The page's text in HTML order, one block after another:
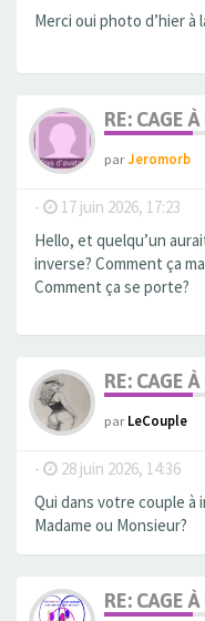
Merci oui photo d’hier à
RE: CAGE
parJeromorb
- 17 juin 2026, 17:23
Hello, et quelqu’un
inverse? Comment ça
Comment ça se porte?
RE: CAGE
parLeCouple
- 28 juin 2026, 14:36
Qui dans votre couple à
Madame ou Monsieur?
RE: CAGE